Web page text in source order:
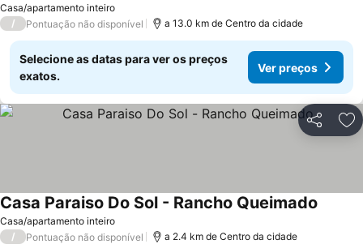
Casa/apartamento inteiro
/ Pontuação não disponível a 13.0 km de Centro da cidade
Selecione as datas para ver os preços
exatos.
Ver preços
Partilhar
Casa/apartamento inteiro
Casa Paraiso Do Sol - Rancho Queimado
/ Pontuação não disponível a 2.4 km de Centro da cidade